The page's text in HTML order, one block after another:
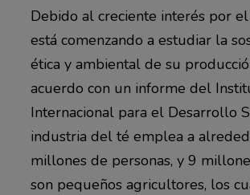
Debido al creciente interés por
está comenzando a estudiar la
ética y ambiental de su
acuerdo con un informe del
Internacional para el Desarrollo
industria del té emplea a
millones de personas, y 9
son pequeños agricultores, los